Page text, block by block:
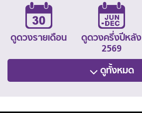
ดูดวงรายเดือน
ดูดวงครึ่งปีหลัง
2569
ดูทั้งหมด